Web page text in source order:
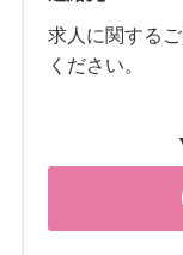
求人に関する
ください。